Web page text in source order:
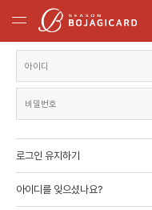
로그인 유지하기
아이디를 잊으셨나요?